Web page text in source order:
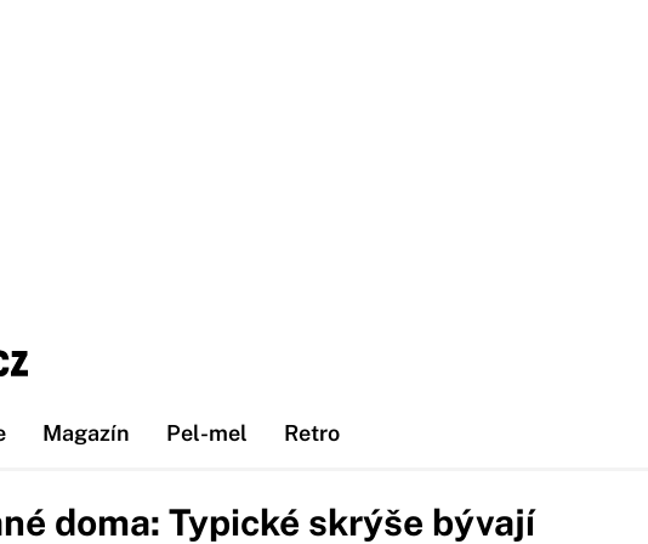
Magazín Pel-mel Retro
doma: Typické skrýše bývají